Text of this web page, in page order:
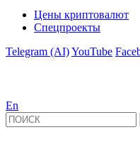
Цены криптовалют
Спецпроекты
Telegram (AI)YouTube
En